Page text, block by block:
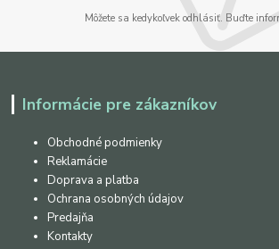
Môžete sa kedykoľvek odhlásiť. Buďte
Informácie pre zákazníkov
Obchodné podmienky
Reklamácie
Doprava a platba
Ochrana osobných údajov
Predajňa
Kontakty